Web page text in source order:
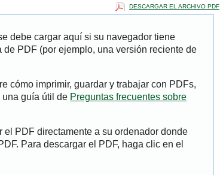
DESCARGAR EL ARCHIVO PDF
debe cargar aquí si su navegador tiene
PDF (por ejemplo, una versión reciente de
cómo imprimir, guardar y trabajar con PDFs,
guía útil de Preguntas frecuentes sobre
el PDF directamente a su ordenador donde
Para descargar el PDF, haga clic en el